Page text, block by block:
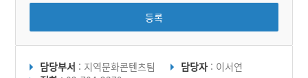
등록
담당부서 : 지역문화콘텐츠팀 담당자 : 이서연